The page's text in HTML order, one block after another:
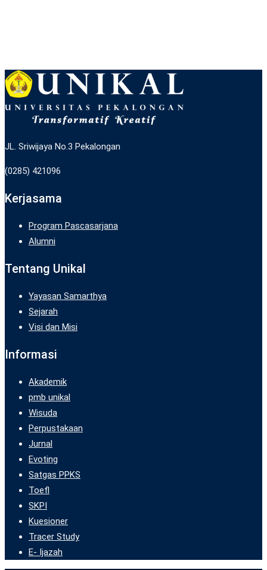
JL. Sriwijaya No.3 Pekalongan
(0285) 421096
Kerjasama
Program Pascasarjana
Alumni
Tentang Unikal
Yayasan Samarthya
Sejarah
Visi dan Misi
Informasi
Akademik
pmb unikal
Wisuda
Perpustakaan
Jurnal
Evoting
Satgas PPKS
Toefl
SKPI
Kuesioner
Tracer Study
E- Ijazah